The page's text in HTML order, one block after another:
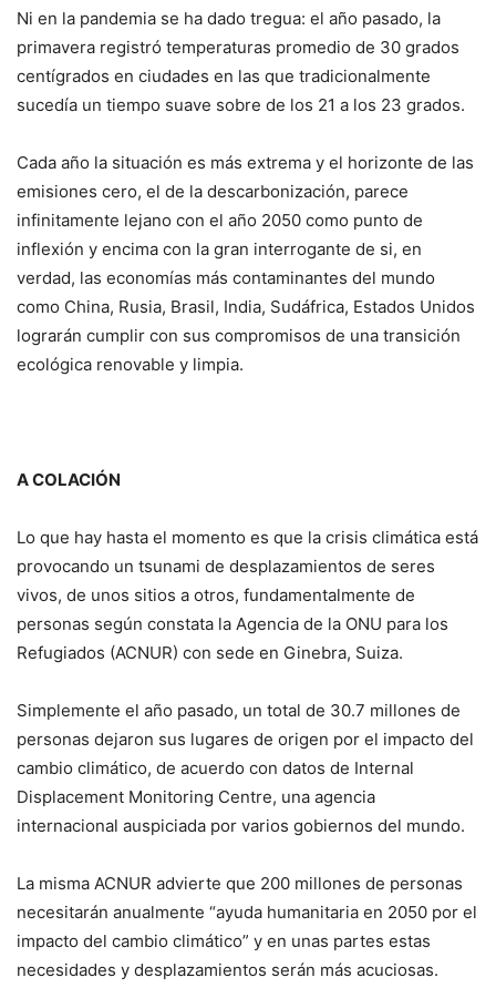
Ni en la pandemia se ha dado tregua: el año pasado, la
primavera registró temperaturas promedio de 30 grados
centígrados en ciudades en las que tradicionalmente
sucedía un tiempo suave sobre de los 21 a los 23 grados.
Cada año la situación es más extrema y el horizonte de las
emisiones cero, el de la descarbonización, parece
infinitamente lejano con el año 2050 como punto de
inflexión y encima con la gran interrogante de si, en
verdad, las economías más contaminantes del mundo
como China, Rusia, Brasil, India, Sudáfrica, Estados Unidos
lograrán cumplir con sus compromisos de una transición
ecológica renovable y limpia.
A COLACIÓN
Lo que hay hasta el momento es que la crisis climática está
provocando un tsunami de desplazamientos de seres
vivos, de unos sitios a otros, fundamentalmente de
personas según constata la Agencia de la ONU para los
Refugiados (ACNUR) con sede en Ginebra, Suiza.
Simplemente el año pasado, un total de 30.7 millones de
personas dejaron sus lugares de origen por el impacto del
cambio climático, de acuerdo con datos de Internal
Displacement Monitoring Centre, una agencia
internacional auspiciada por varios gobiernos del mundo.
La misma ACNUR advierte que 200 millones de personas
necesitarán anualmente “ayuda humanitaria en 2050 por el
impacto del cambio climático” y en unas partes estas
necesidades y desplazamientos serán más acuciosas.